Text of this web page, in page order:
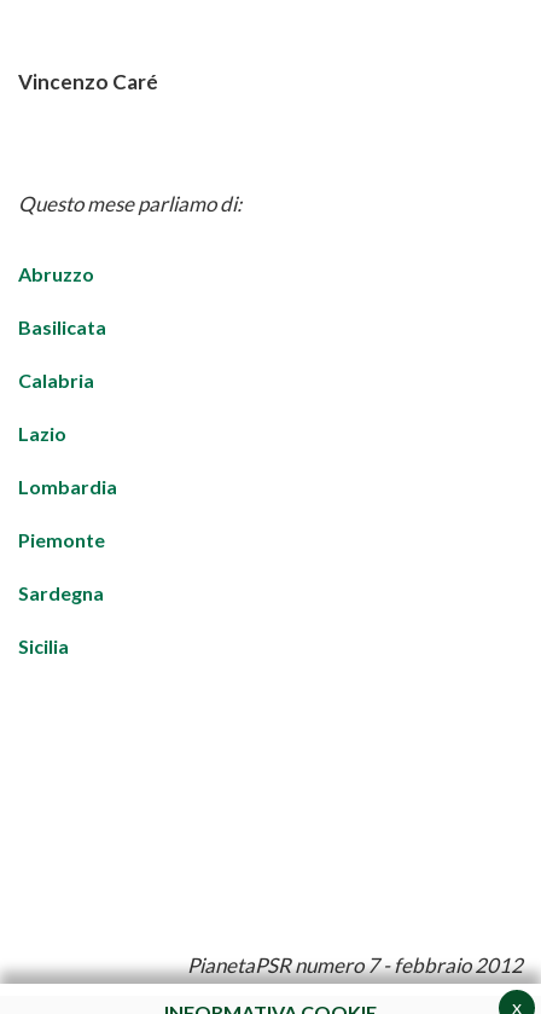
Vincenzo Caré
Questo mese parliamo di:
Abruzzo
Basilicata
Calabria
Lazio
Lombardia
Piemonte
Sardegna
Sicilia
PianetaPSR numero 7 - febbraio 2012
x